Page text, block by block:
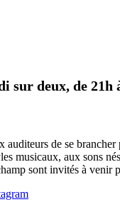
sur deux, de
de se
musicaux, aux sons
sont invités à venir